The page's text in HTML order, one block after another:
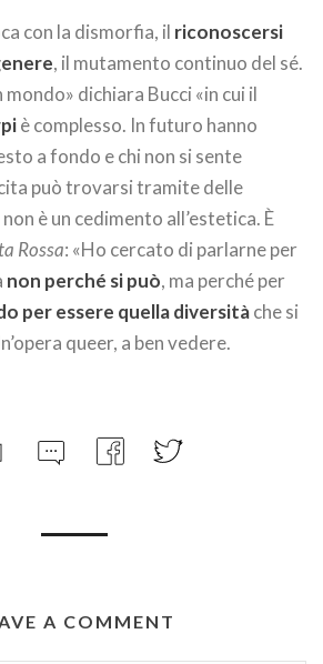
con la dismorfia, il riconoscersi
, il mutamento continuo del sé.
dichiara Bucci «in cui il
è complesso. In futuro hanno
a fondo e chi non si sente
può trovarsi tramite delle
non è un cedimento all’estetica. È
Rossa: «Ho cercato di parlarne per
non perché si può, ma perché per
per essere quella diversitàche si
queer, a ben vedere.
A COMMENT